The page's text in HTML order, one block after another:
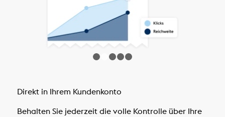
Direkt in Ihrem Kundenkonto
Behalten Sie jederzeit die volle Kontrolle über Ihre